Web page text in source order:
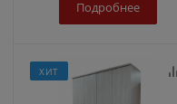
Подробнее
ХИТ